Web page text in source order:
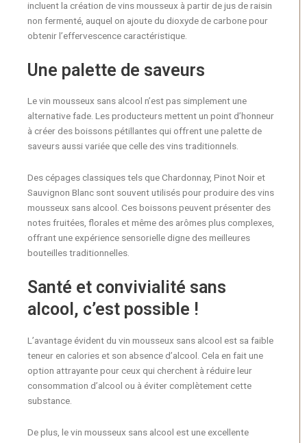
incluent la création de vins mousseux à partir de jus de raisin
non fermenté, auquel on ajoute du dioxyde de carbone pour
obtenir l’effervescence caractéristique.
Une palette de saveurs
Le vin mousseux sans alcool n’est pas simplement une
alternative fade. Les producteurs mettent un point d’honneur
à créer des boissons pétillantes qui offrent une palette de
saveurs aussi variée que celle des vins traditionnels.
Des cépages classiques tels que Chardonnay, Pinot Noir et
Sauvignon Blanc sont souvent utilisés pour produire des vins
mousseux sans alcool. Ces boissons peuvent présenter des
notes fruitées, florales et même des arômes plus complexes,
offrant une expérience sensorielle digne des meilleures
bouteilles traditionnelles.
Santé et convivialité sans
alcool, c’est possible !
L’avantage évident du vin mousseux sans alcool est sa faible
teneur en calories et son absence d’alcool. Cela en fait une
option attrayante pour ceux qui cherchent à réduire leur
consommation d’alcool ou à éviter complètement cette
substance.
De plus, le vin mousseux sans alcool est une excellente